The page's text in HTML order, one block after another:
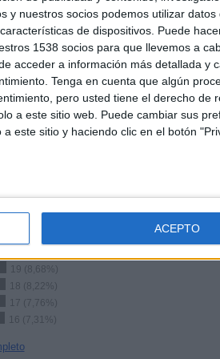
y nuestros socios podemos utilizar datos
de dispositivos. Puede
1538 socios para que llevemos a
acceder a información más detallada y
Tenga en cuenta que algún
pero usted tiene el derecho de
a este sitio web. Puede cambiar sus
este sitio y haciendo clic en el botón
ACEPTO
CANALES TV
SIN PARTIDO
GRATUÍTO
POR
TOTAL
TOTAL
19 (8,68%)
18 (8,22%)
17 (7,76%)
16 (7,31%)